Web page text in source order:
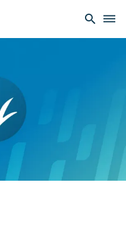
search dehaze